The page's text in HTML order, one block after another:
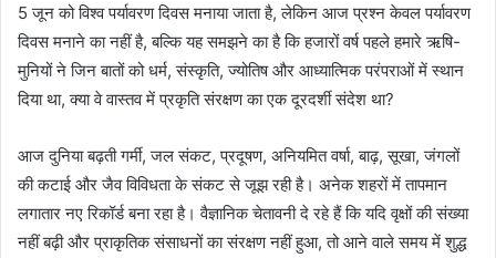
a
n
e
a
i
l
5 जून को विश्व पर्यावरण दिवस मनाया जाता है, लेकिन आज प्रश्न केवल पर्यावरण
दिवस मनाने का नहीं है, बल्कि यह समझने का है कि हजारों वर्ष पहले हमारे ऋषि-
मुनियों ने जिन बातों को धर्म, संस्कृति, ज्योतिष और आध्यात्मिक परंपराओं में स्थान
दिया था, क्या वे वास्तव में प्रकृति संरक्षण का एक दूरदर्शी संदेश था?
आज दुनिया बढ़ती गर्मी, जल संकट, प्रदूषण, अनियमित वर्षा, बाढ़, सूखा, जंगलों
की कटाई और जैव विविधता के संकट से जूझ रही है। अनेक शहरों में तापमान
लगातार नए रिकॉर्ड बना रहा है। वैज्ञानिक चेतावनी दे रहे हैं कि यदि वृक्षों की संख्या
नहीं बढ़ी और प्राकृतिक संसाधनों का संरक्षण नहीं हुआ, तो आने वाले समय में शुद्ध